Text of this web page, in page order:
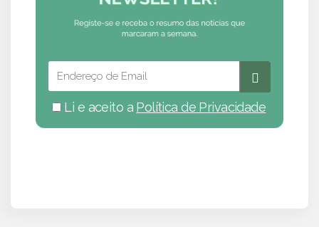
Li e aceito a Política de Privacidade